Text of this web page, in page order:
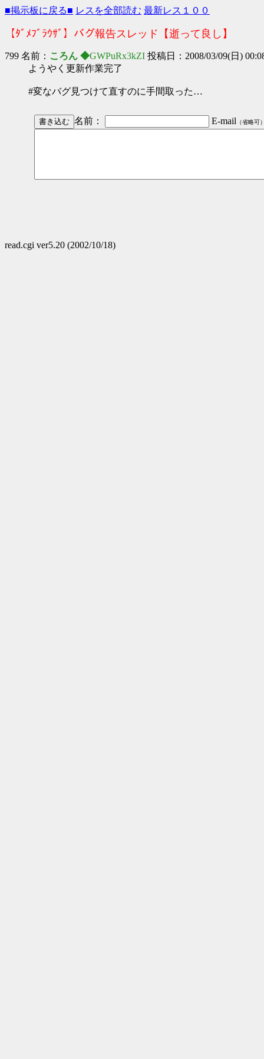
■掲示板に戻る■ レスを全部読む 最新レス１００
【ﾀﾞﾒﾌﾞﾗｳｻﾞ】バグ報告スレッド【逝って良し】
799 名前： ころん ◆GWPuRx3kZI 投稿日：2008/03/09(日)
ようやく更新作業完了
#変なバグ見つけて直すのに手間取った…
名前： E-mail （省略可
read.cgi ver5.20 (2002/10/18)